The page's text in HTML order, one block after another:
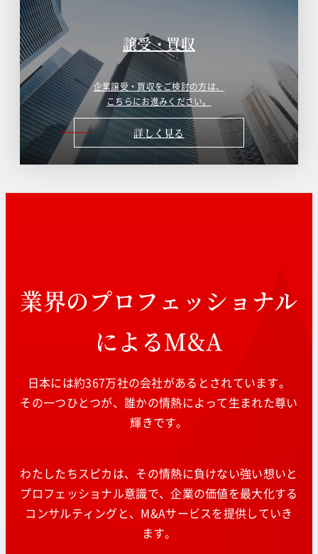
譲受・買収
企業譲受・買収をご検討の方は、
こちらにお進みください。
詳しく見る
業界のプロフェッショナル
によるM&A
日本には約367万社の会社があるとされています。
その一つひとつが、誰かの情熱によって生まれた尊い
輝きです。
わたしたちスピカは、その情熱に負けない強い想いと
プロフェッショナル意識で、企業の価値を最大化する
コンサルティングと、M&Aサービスを提供していき
ます。